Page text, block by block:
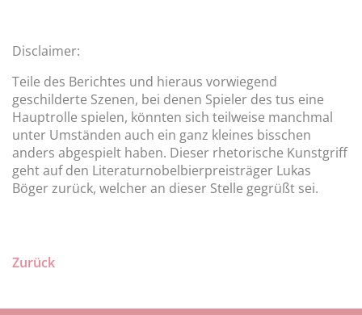
Disclaimer:
Teile des Berichtes und hieraus vorwiegend
geschilderte Szenen, bei denen Spieler des tus eine
Hauptrolle spielen, könnten sich teilweise manchmal
unter Umständen auch ein ganz kleines bisschen
anders abgespielt haben. Dieser rhetorische Kunstgriff
geht auf den Literaturnobelbierpreisträger Lukas
Böger zurück, welcher an dieser Stelle gegrüßt sei.
Zurück